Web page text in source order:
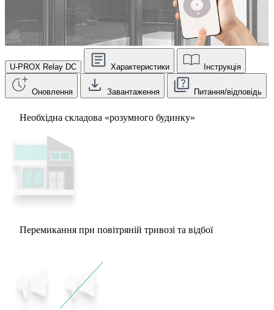
U-PROX Relay DC Характеристики Інструкція
Оновлення Завантаження Питання/відповідь
Необхідна складова «розумного будинку»
Перемикання при повітряній тривозі та відбої